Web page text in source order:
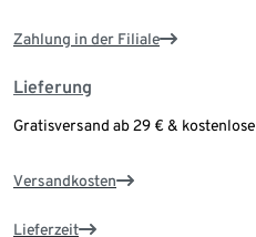
Zahlung in der Filiale
Lieferung
Gratisversand ab 29 € &
Versandkosten
Lieferzeit